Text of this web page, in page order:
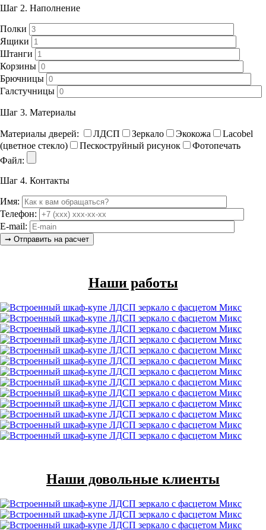
Шаг 2. Наполнение
Полки
Ящики
Штанги
Корзины
Брючницы
Галстучницы
Шаг 3. Материалы
Материалы дверей: ЛДСП Зеркало Экокожа
Lacobel
(цветное стекло)
Пескоструйный рисунок
Фотопечать
Файл:
Шаг 4. Контакты
Имя:
Телефон:
E-mail:
Наши работы
Наши довольные клиенты